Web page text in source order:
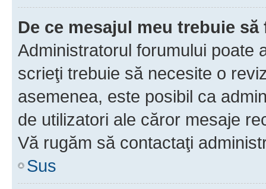
De ce mesajul meu trebuie
Administratorul forumului poate
scrieţi trebuie să necesite o
asemenea, este posibil ca
de utilizatori ale căror mesaje
Vă rugăm să contactaţi
Sus